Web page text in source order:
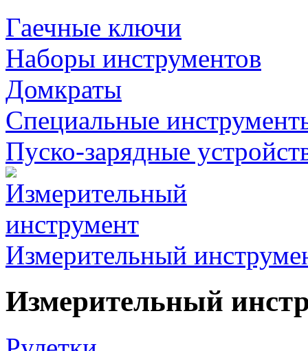
Гаечные ключи
Наборы инструментов
Домкраты
Специальные
Пуско-зарядные
Измерительный
Измерительный